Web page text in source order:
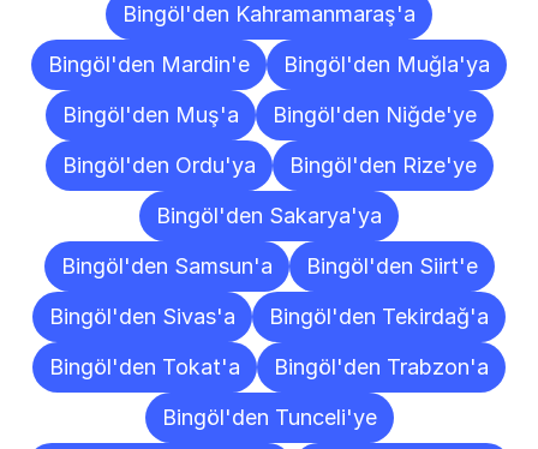
Bingöl'den Kahramanmaraş'a
Bingöl'den Mardin'e
Bingöl'den Muğla'ya
Bingöl'den Muş'a
Bingöl'den Niğde'ye
Bingöl'den Ordu'ya
Bingöl'den Rize'ye
Bingöl'den Sakarya'ya
Bingöl'den Samsun'a
Bingöl'den Siirt'e
Bingöl'den Sivas'a
Bingöl'den Tekirdağ'a
Bingöl'den Tokat'a
Bingöl'den Trabzon'a
Bingöl'den Tunceli'ye